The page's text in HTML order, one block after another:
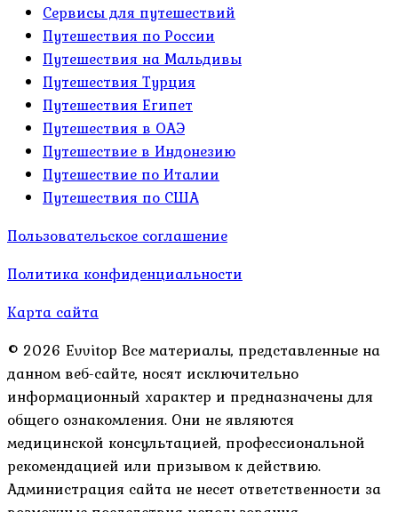
Сервисы для путешествий
Путешествия по России
Путешествия на Мальдивы
Путешествия Турция
Путешествия Египет
Путешествия в ОАЭ
Путешествие в Индонезию
Путешествие по Италии
Путешествия по США
Пользовательское соглашение
Политика конфиденциальности
Карта сайта
© 2026 Evvitop Все материалы, представленные на
данном веб-сайте, носят исключительно
информационный характер и предназначены для
общего ознакомления. Они не являются
медицинской консультацией, профессиональной
рекомендацией или призывом к действию.
Администрация сайта не несет ответственности за